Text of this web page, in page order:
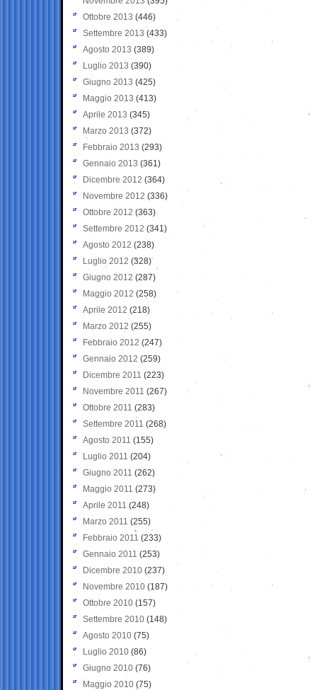
Ottobre 2013 (446)
Settembre 2013 (433)
Agosto 2013 (389)
Luglio 2013 (390)
Giugno 2013 (425)
Maggio 2013 (413)
Aprile 2013 (345)
Marzo 2013 (372)
Febbraio 2013 (293)
Gennaio 2013 (361)
Dicembre 2012 (364)
Novembre 2012 (336)
Ottobre 2012 (363)
Settembre 2012 (341)
Agosto 2012 (238)
Luglio 2012 (328)
Giugno 2012 (287)
Maggio 2012 (258)
Aprile 2012 (218)
Marzo 2012 (255)
Febbraio 2012 (247)
Gennaio 2012 (259)
Dicembre 2011 (223)
Novembre 2011 (267)
Ottobre 2011 (283)
Settembre 2011 (268)
Agosto 2011 (155)
Luglio 2011 (204)
Giugno 2011 (262)
Maggio 2011 (273)
Aprile 2011 (248)
Marzo 2011 (255)
Febbraio 2011 (233)
Gennaio 2011 (253)
Dicembre 2010 (237)
Novembre 2010 (187)
Ottobre 2010 (157)
Settembre 2010 (148)
Agosto 2010 (75)
Luglio 2010 (86)
Giugno 2010 (76)
Maggio 2010 (75)